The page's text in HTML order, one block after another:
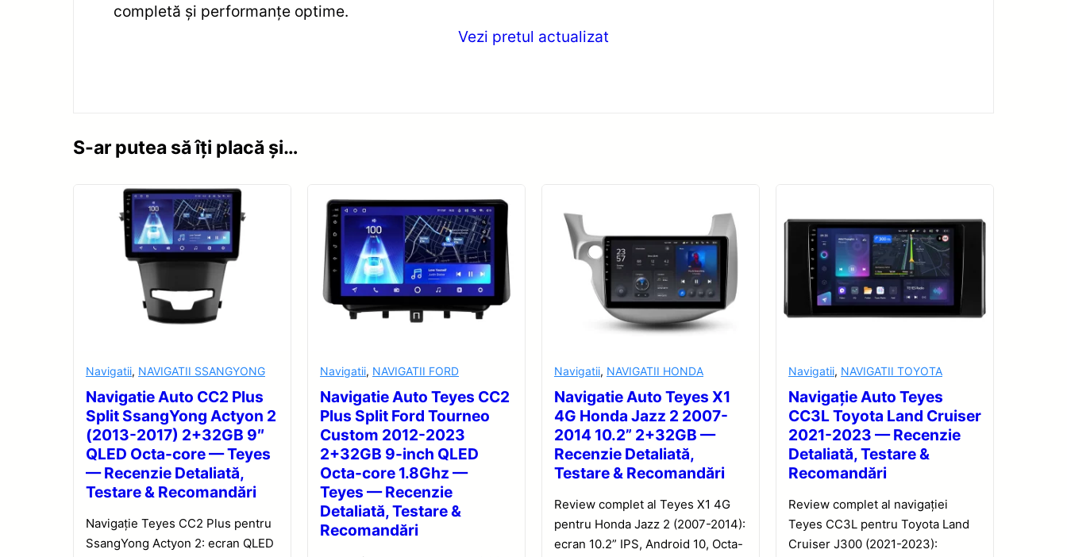
completă și performanțe optime.
Vezi pretul actualizat
S-ar putea să îți placă și…
Navigatii, NAVIGATII SSANGYONG
Navigatie Auto CC2 Plus
Split SsangYong Actyon 2
(2013-2017) 2+32GB 9″
QLED Octa-core — Teyes
— Recenzie Detaliată,
Testare & Recomandări
Navigație Teyes CC2 Plus pentru
SsangYong Actyon 2: ecran QLED
Navigatii, NAVIGATII FORD
Navigatie Auto Teyes CC2
Plus Split Ford Tourneo
Custom 2012-2023
2+32GB 9-inch QLED
Octa-core 1.8Ghz —
Teyes — Recenzie
Detaliată, Testare &
Recomandări
Navigatii, NAVIGATII HONDA
Navigatie Auto Teyes X1
4G Honda Jazz 2 2007-
2014 10.2” 2+32GB —
Recenzie Detaliată,
Testare & Recomandări
Review complet al Teyes X1 4G
pentru Honda Jazz 2 (2007-2014):
ecran 10.2” IPS, Android 10, Octa-
Navigatii, NAVIGATII TOYOTA
Navigație Auto Teyes
CC3L Toyota Land Cruiser
2021-2023 — Recenzie
Detaliată, Testare &
Recomandări
Review complet al navigației
Teyes CC3L pentru Toyota Land
Cruiser J300 (2021-2023):